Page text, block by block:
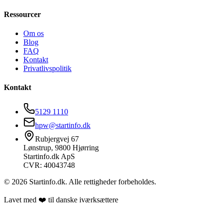
Ressourcer
Om os
Blog
FAQ
Kontakt
Privatlivspolitik
Kontakt
5129 1110
hpw@startinfo.dk
Rubjergvej 67
Lønstrup, 9800 Hjørring
Startinfo.dk ApS
CVR: 40043748
© 2026 Startinfo.dk. Alle rettigheder forbeholdes.
Lavet med ❤️ til danske iværksættere